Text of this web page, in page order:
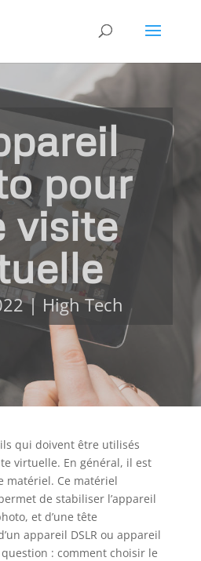
pour
visite
| High Tech
qui doivent être utilisés
virtuelle. En général, il est
matériel. Ce matériel
de stabiliser l’appareil
et d’une tête
appareil DSLR ou appareil
: comment choisir le